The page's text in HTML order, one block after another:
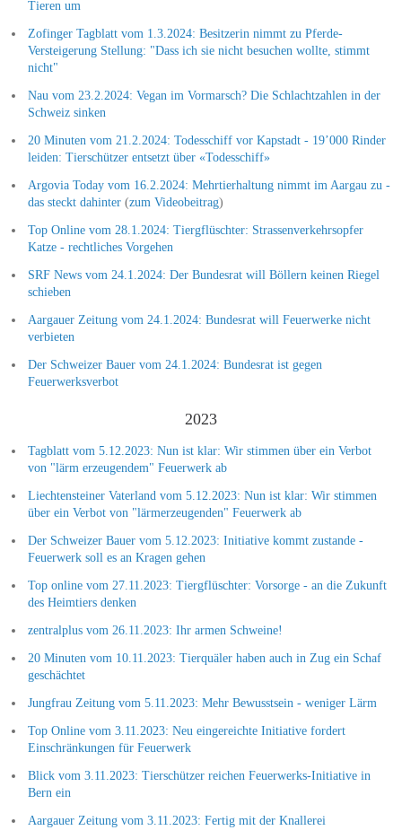
Tieren um
Zofinger Tagblatt vom 1.3.2024: Besitzerin nimmt zu Pferde-
Versteigerung Stellung: "Dass ich sie nicht besuchen wollte, stimmt
nicht"
Nau vom 23.2.2024: Vegan im Vormarsch? Die Schlachtzahlen in der
Schweiz sinken
20 Minuten vom 21.2.2024: Todesschiff vor Kapstadt - 19’000 Rinder
leiden: Tierschützer entsetzt über «Todesschiff»
Argovia Today vom 16.2.2024: Mehrtierhaltung nimmt im Aargau zu -
das steckt dahinter(zum Videobeitrag)
Top Online vom 28.1.2024: Tiergflüschter: Strassenverkehrsopfer
Katze - rechtliches Vorgehen
SRF News vom 24.1.2024: Der Bundesrat will Böllern keinen Riegel
schieben
Aargauer Zeitung vom 24.1.2024: Bundesrat will Feuerwerke nicht
verbieten
Der Schweizer Bauer vom 24.1.2024: Bundesrat ist gegen
Feuerwerksverbot
2023
Tagblatt vom 5.12.2023: Nun ist klar: Wir stimmen über ein Verbot
von "lärm erzeugendem" Feuerwerk ab
Liechtensteiner Vaterland vom 5.12.2023: Nun ist klar: Wir stimmen
über ein Verbot von "lärmerzeugenden" Feuerwerk ab
Der Schweizer Bauer vom 5.12.2023: Initiative kommt zustande -
Feuerwerk soll es an Kragen gehen
Top online vom 27.11.2023: Tiergflüschter: Vorsorge - an die Zukunft
des Heimtiers denken
zentralplus vom 26.11.2023: Ihr armen Schweine!
20 Minuten vom 10.11.2023: Tierquäler haben auch in Zug ein Schaf
geschächtet
Jungfrau Zeitung vom 5.11.2023: Mehr Bewusstsein - weniger Lärm
Top Online vom 3.11.2023: Neu eingereichte Initiative fordert
Einschränkungen für Feuerwerk
Blick vom 3.11.2023: Tierschützer reichen Feuerwerks-Initiative in
Bern ein
Aargauer Zeitung vom 3.11.2023: Fertig mit der Knallerei